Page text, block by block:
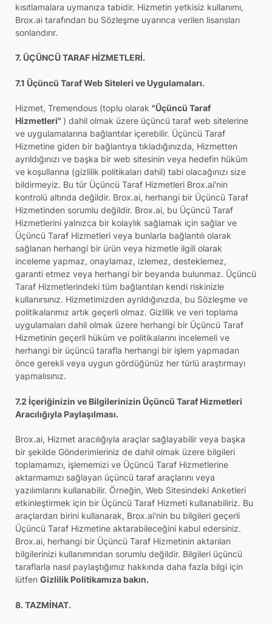
kısıtlamalara uymanıza tabidir. Hizmetin yetkisiz kullanımı,
Brox.ai tarafından bu Sözleşme uyarınca verilen lisansları
sonlandırır.
7. ÜÇÜNCÜ TARAF HİZMETLERİ.
7.1 Üçüncü Taraf Web Siteleri ve Uygulamaları.
Hizmet, Tremendous (toplu olarak"Üçüncü Taraf
Hizmetleri" ) dahil olmak üzere üçüncü taraf web sitelerine
ve uygulamalarına bağlantılar içerebilir. Üçüncü Taraf
Hizmetine giden bir bağlantıya tıkladığınızda, Hizmetten
ayrıldığınızı ve başka bir web sitesinin veya hedefin hüküm
ve koşullarına (gizlilik politikaları dahil) tabi olacağınızı size
bildirmeyiz. Bu tür Üçüncü Taraf Hizmetleri Brox.ai'nin
kontrolü altında değildir. Brox.ai, herhangi bir Üçüncü Taraf
Hizmetinden sorumlu değildir. Brox.ai, bu Üçüncü Taraf
Hizmetlerini yalnızca bir kolaylık sağlamak için sağlar ve
Üçüncü Taraf Hizmetleri veya bunlarla bağlantılı olarak
sağlanan herhangi bir ürün veya hizmetle ilgili olarak
inceleme yapmaz, onaylamaz, izlemez, desteklemez,
garanti etmez veya herhangi bir beyanda bulunmaz. Üçüncü
Taraf Hizmetlerindeki tüm bağlantıları kendi riskinizle
kullanırsınız. Hizmetimizden ayrıldığınızda, bu Sözleşme ve
politikalarımız artık geçerli olmaz. Gizlilik ve veri toplama
uygulamaları dahil olmak üzere herhangi bir Üçüncü Taraf
Hizmetinin geçerli hüküm ve politikalarını incelemeli ve
herhangi bir üçüncü tarafla herhangi bir işlem yapmadan
önce gerekli veya uygun gördüğünüz her türlü araştırmayı
yapmalısınız.
7.2 İçeriğinizin ve Bilgilerinizin Üçüncü Taraf Hizmetleri
Aracılığıyla Paylaşılması.
Brox.ai, Hizmet aracılığıyla araçlar sağlayabilir veya başka
bir şekilde Gönderimleriniz de dahil olmak üzere bilgileri
toplamamızı, işlememizi ve Üçüncü Taraf Hizmetlerine
aktarmamızı sağlayan üçüncü taraf araçlarını veya
yazılımlarını kullanabilir. Örneğin, Web Sitesindeki Anketleri
etkinleştirmek için bir Üçüncü Taraf Hizmeti kullanabiliriz. Bu
araçlardan birini kullanarak, Brox.ai'nin bu bilgileri geçerli
Üçüncü Taraf Hizmetine aktarabileceğini kabul edersiniz.
Brox.ai, herhangi bir Üçüncü Taraf Hizmetinin aktarılan
bilgilerinizi kullanımından sorumlu değildir. Bilgileri üçüncü
taraflarla nasıl paylaştığımız hakkında daha fazla bilgi için
lütfenGizlilik Politikamıza bakın.
8. TAZMİNAT.